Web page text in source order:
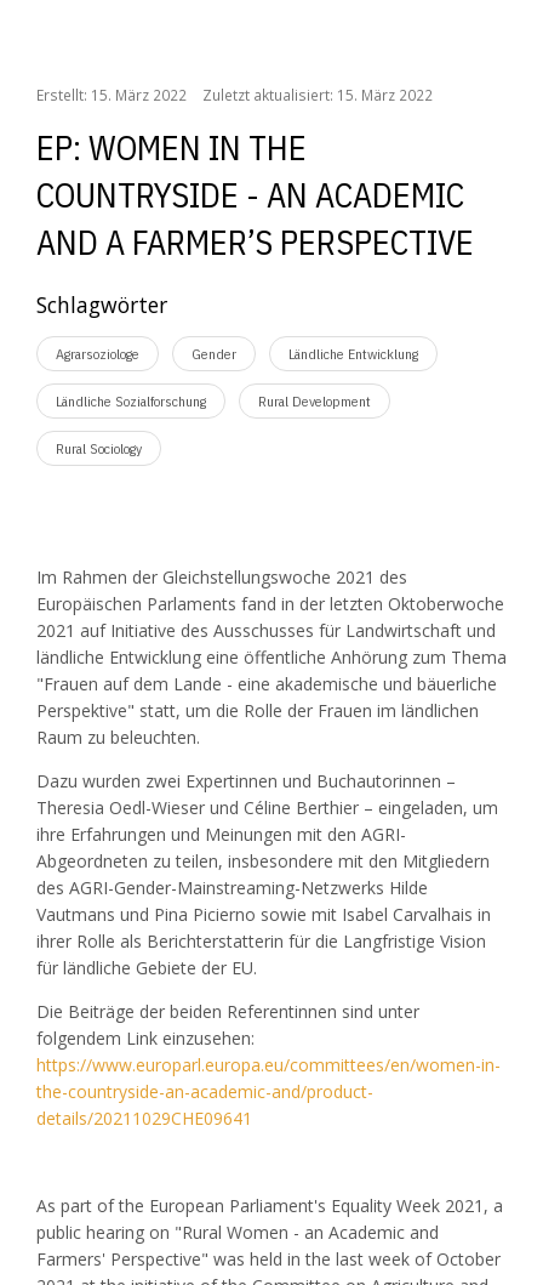
Erstellt: 15. März 2022 Zuletzt aktualisiert: 15. März 2022
EP: WOMEN IN THE
COUNTRYSIDE - AN ACADEMIC
AND A FARMER’S PERSPECTIVE
Schlagwörter
Agrarsoziologe Gender Ländliche Entwicklung
Ländliche Sozialforschung Rural Development
Rural Sociology
Im Rahmen der Gleichstellungswoche 2021 des
Europäischen Parlaments fand in der letzten Oktoberwoche
2021 auf Initiative des Ausschusses für Landwirtschaft und
ländliche Entwicklung eine öffentliche Anhörung zum Thema
"Frauen auf dem Lande - eine akademische und bäuerliche
Perspektive" statt, um die Rolle der Frauen im ländlichen
Raum zu beleuchten.
Dazu wurden zwei Expertinnen und Buchautorinnen –
Theresia Oedl-Wieser und Céline Berthier – eingeladen, um
ihre Erfahrungen und Meinungen mit den AGRI-
Abgeordneten zu teilen, insbesondere mit den Mitgliedern
des AGRI-Gender-Mainstreaming-Netzwerks Hilde
Vautmans und Pina Picierno sowie mit Isabel Carvalhais in
ihrer Rolle als Berichterstatterin für die Langfristige Vision
für ländliche Gebiete der EU.
Die Beiträge der beiden Referentinnen sind unter
folgendem Link einzusehen:
https://www.europarl.europa.eu/committees/en/women-in-
the-countryside-an-academic-and/product-
details/20211029CHE09641
As part of the European Parliament's Equality Week 2021, a
public hearing on "Rural Women - an Academic and
Farmers' Perspective" was held in the last week of October